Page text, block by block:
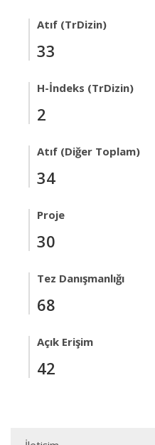
Atıf (TrDizin)
33
H-İndeks (TrDizin)
2
Atıf (Diğer Toplam)
34
Proje
30
Tez Danışmanlığı
68
Açık Erişim
42